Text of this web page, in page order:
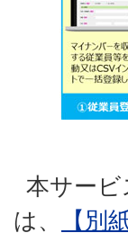
本サー
は、
【別